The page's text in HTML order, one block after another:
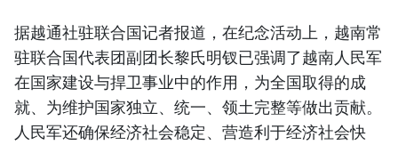
据越通社驻联合国记者报道，在纪念活动上，越南常
驻联合国代表团副团长黎氏明钗已强调了越南人民军
在国家建设与捍卫事业中的作用，为全国取得的成
就、为维护国家独立、统一、领土完整等做出贡献。
人民军还确保经济社会稳定、营造利于经济社会快